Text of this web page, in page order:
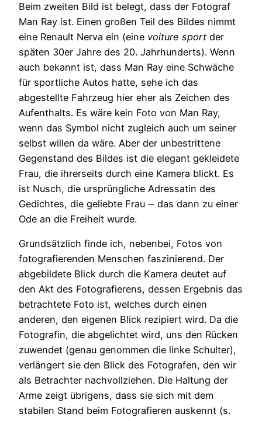
Beim zweiten Bild ist belegt, dass der Fotograf
Man Ray ist. Einen großen Teil des Bildes nimmt
eine Renault Nerva ein (eine voiture sport der
späten 30er Jahre des 20. Jahrhunderts). Wenn
auch bekannt ist, dass Man Ray eine Schwäche
für sportliche Autos hatte, sehe ich das
abgestellte Fahrzeug hier eher als Zeichen des
Aufenthalts. Es wäre kein Foto von Man Ray,
wenn das Symbol nicht zugleich auch um seiner
selbst willen da wäre. Aber der unbestrittene
Gegenstand des Bildes ist die elegant gekleidete
Frau, die ihrerseits durch eine Kamera blickt. Es
ist Nusch, die ursprüngliche Adressatin des
Gedichtes, die geliebte Frau ‒ das dann zu einer
Ode an die Freiheit wurde.
Grundsätzlich finde ich, nebenbei, Fotos von
fotografierenden Menschen faszinierend. Der
abgebildete Blick durch die Kamera deutet auf
den Akt des Fotografierens, dessen Ergebnis das
betrachtete Foto ist, welches durch einen
anderen, den eigenen Blick rezipiert wird. Da die
Fotografin, die abgelichtet wird, uns den Rücken
zuwendet (genau genommen die linke Schulter),
verlängert sie den Blick des Fotografen, den wir
als Betrachter nachvollziehen. Die Haltung der
Arme zeigt übrigens, dass sie sich mit dem
stabilen Stand beim Fotografieren auskennt (s.